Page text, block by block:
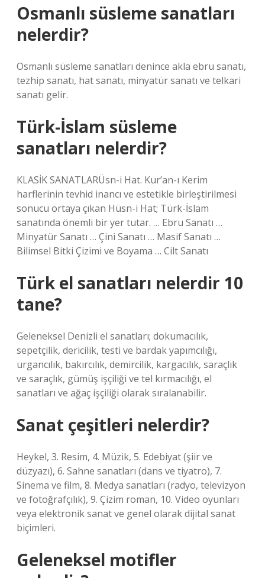
Osmanlı süsleme sanatları
nelerdir?
Osmanlı süsleme sanatları denince akla ebru sanatı,
tezhip sanatı, hat sanatı, minyatür sanatı ve telkari
sanatı gelir.
Türk-İslam süsleme
sanatları nelerdir?
KLASİK SANATLARÜsn-i Hat. Kur’an-ı Kerim
harflerinin tevhid inancı ve estetikle birleştirilmesi
sonucu ortaya çıkan Hüsn-i Hat; Türk-İslam
sanatında önemli bir yer tutar. … Ebru Sanatı …
Minyatür Sanatı … Çini Sanatı … Masif Sanatı …
Bilimsel Bitki Çizimi ve Boyama … Cilt Sanatı
Türk el sanatları nelerdir 10
tane?
Geleneksel Denizli el sanatları; dokumacılık,
sepetçilik, dericilik, testi ve bardak yapımcılığı,
urgancılık, bakırcılık, demircilik, kargacılık, saraçlık
ve saraçlık, gümüş işçiliği ve tel kırmacılığı, el
sanatları ve ağaç işçiliği olarak sıralanabilir.
Sanat çeşitleri nelerdir?
Heykel, 3. Resim, 4. Müzik, 5. Edebiyat (şiir ve
düzyazı), 6. Sahne sanatları (dans ve tiyatro), 7.
Sinema ve film, 8. Medya sanatları (radyo, televizyon
ve fotoğrafçılık), 9. Çizim roman, 10. Video oyunları
veya elektronik sanat ve genel olarak dijital sanat
biçimleri.
Geleneksel motifler